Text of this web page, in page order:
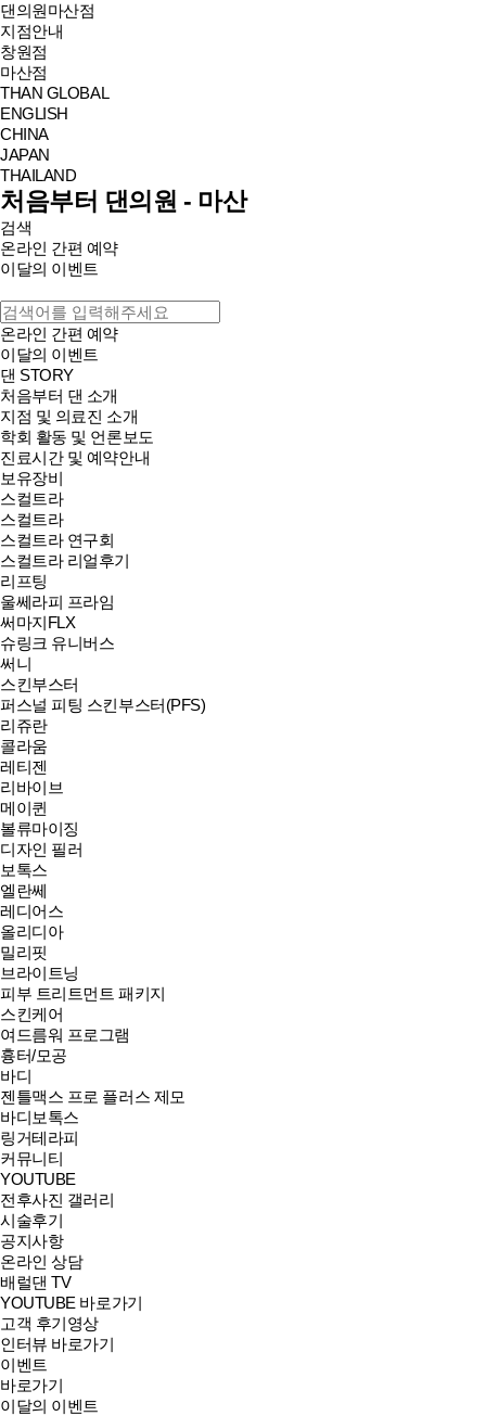
댄의원마산점
지점안내
창원점
마산점
THAN GLOBAL
ENGLISH
CHINA
JAPAN
THAILAND
처음부터 댄의원 - 마산
검색
온라인 간편 예약
이달의 이벤트
온라인 간편 예약
이달의 이벤트
댄 STORY
처음부터 댄 소개
지점 및 의료진 소개
학회 활동 및 언론보도
진료시간 및 예약안내
보유장비
스컬트라
스컬트라
스컬트라 연구회
스컬트라 리얼후기
리프팅
울쎄라피 프라임
써마지FLX
슈링크 유니버스
써니
스킨부스터
퍼스널 피팅 스킨부스터(PFS)
리쥬란
콜라움
레티젠
리바이브
메이퀸
볼류마이징
디자인 필러
보톡스
엘란쎄
레디어스
올리디아
밀리핏
브라이트닝
피부 트리트먼트 패키지
스킨케어
여드름워 프로그램
흉터/모공
바디
젠틀맥스 프로 플러스 제모
바디보톡스
링거테라피
커뮤니티
YOUTUBE
전후사진 갤러리
시술후기
공지사항
온라인 상담
배럴댄 TV
YOUTUBE 바로가기
고객 후기영상
인터뷰 바로가기
이벤트
바로가기
이달의 이벤트